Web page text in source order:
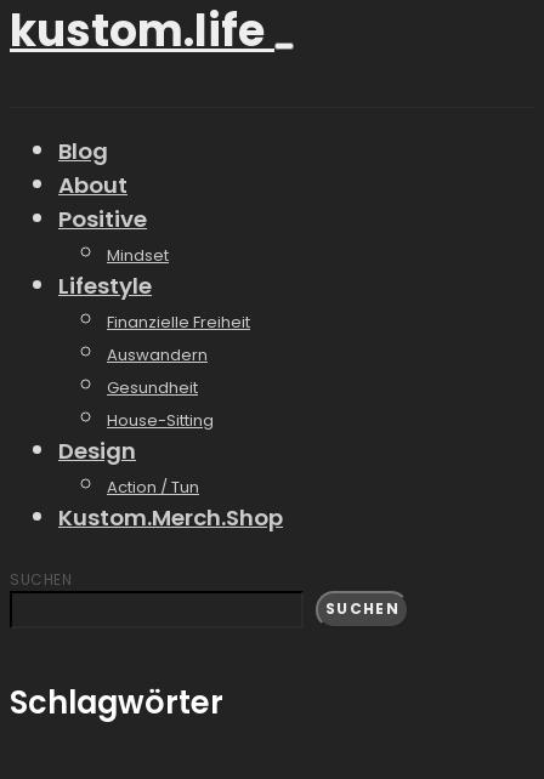
kustom.life
Blog
About
Positive
Mindset
Lifestyle
Finanzielle Freiheit
Auswandern
Gesundheit
House-Sitting
Design
Action / Tun
Kustom.Merch.Shop
SUCHEN
SUCHEN
Schlagwörter